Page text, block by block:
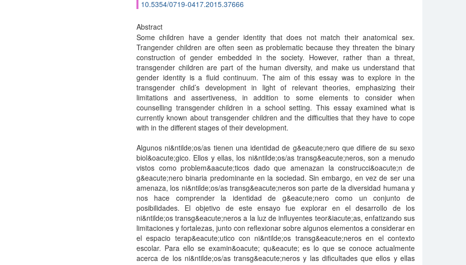
10.5354/0719-0417.2015.37666
Abstract
Some children have a gender identity that does not match their anatomical sex.
Trangender children are often seen as problematic because they threaten the binary
construction of gender embedded in the society. However, rather than a threat,
transgender children are part of the human diversity, and make us understand that
gender identity is a fluid continuum. The aim of this essay was to explore in the
transgender child’s development in light of relevant theories, emphasizing their
limitations and assertiveness, in addition to some elements to consider when
counselling transgender children in a school setting. This essay examined what is
currently known about transgender children and the difficulties that they have to cope
with in the different stages of their development.
Algunos ni&ntilde;os/as tienen una identidad de g&eacute;nero que difiere de su sexo
biol&oacute;gico. Ellos y ellas, los ni&ntilde;os/as transg&eacute;neros, son a menudo
vistos como problem&aacute;ticos dado que amenazan la construcci&oacute;n de
g&eacute;nero binaria predominante en la sociedad. Sin embargo, en vez de ser una
amenaza, los ni&ntilde;os/as transg&eacute;neros son parte de la diversidad humana y
nos hace comprender la identidad de g&eacute;nero como un conjunto de
posibilidades. El objetivo de este ensayo fue explorar en el desarrollo de los
ni&ntilde;os transg&eacute;neros a la luz de influyentes teor&iacute;as, enfatizando sus
limitaciones y fortalezas, junto con reflexionar sobre algunos elementos a considerar en
el espacio terap&eacute;utico con ni&ntilde;os transg&eacute;neros en el contexto
escolar. Para ello se examin&oacute; qu&eacute; es lo que se conoce actualmente
acerca de los ni&ntilde;os/as transg&eacute;neros y las dificultades que ellos y ellas